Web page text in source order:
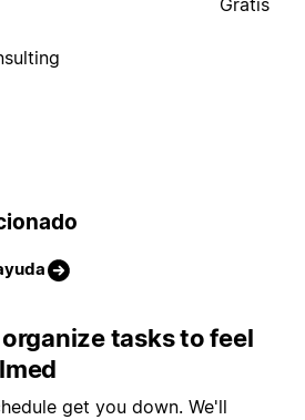
tasks to feel
get you down. We'll